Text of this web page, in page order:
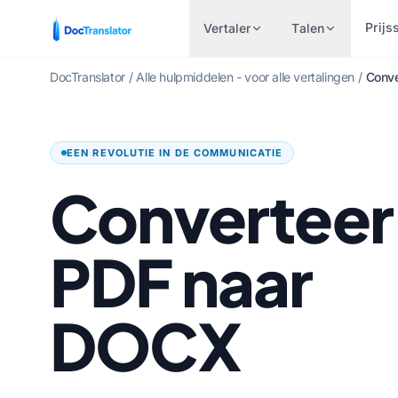
Vertaler
Financiën & Bankieren
Gezondheidszorg
Juridische vertalingen
Personeelszaken
Overheid & Defensie
Patent vertaling
Technisch
Word-document
Excel-bestand
PowerPoint (.PPT)
InDesign-bestand
Talen
Engels naar Spaans
Engels naar Duits
Engels naar Chinees
Engels naar Japans
Engels naar Russisch
Engels naar Portugees
Urdu
DocTranslator / Alle hulpmiddelen - voor alle vertalingen /
EEN REVOLUTIE IN DE COMMUNICATIE
Converteer
PDF naar
DOCX